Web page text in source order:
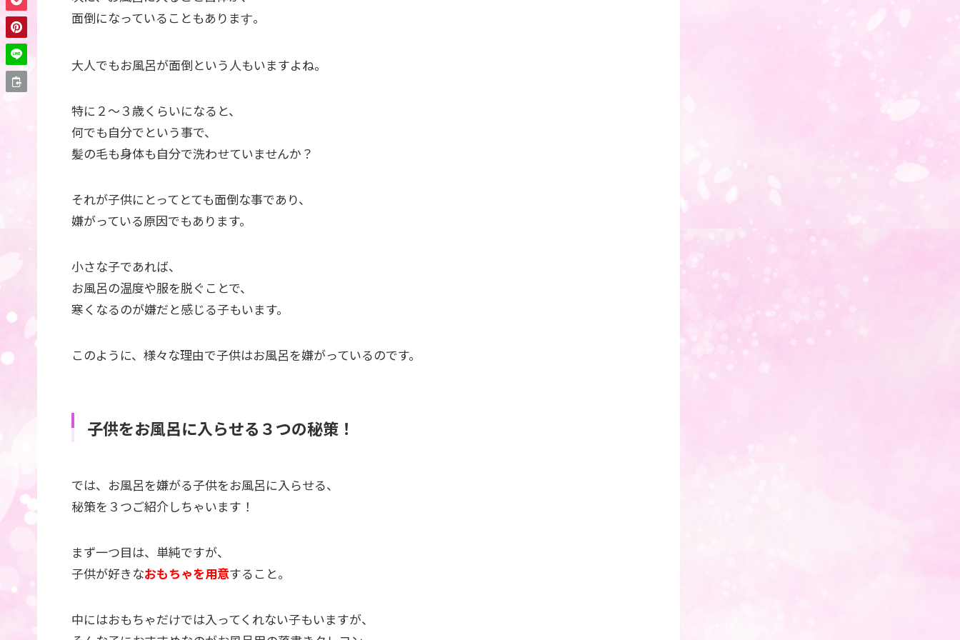
面倒になっていることもあります。
大人でもお風呂が面倒という人もいますよね。
特に２～３歳くらいになると、
何でも自分でという事で、
髪の毛も身体も自分で洗わせていませんか？
それが子供にとってとても面倒な事であり、
嫌がっている原因でもあります。
小さな子であれば、
お風呂の温度や服を脱ぐことで、
寒くなるのが嫌だと感じる子もいます。
このように、様々な理由で子供はお風呂を嫌がっているのです。
子供をお風呂に入らせる３つの秘策！
では、お風呂を嫌がる子供をお風呂に入らせる、
秘策を３つご紹介しちゃいます！
まず一つ目は、単純ですが、
子供が好きなおもちゃを用意すること。
中にはおもちゃだけでは入ってくれない子もいますが、